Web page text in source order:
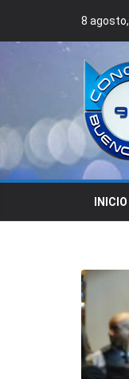
8
INICIO